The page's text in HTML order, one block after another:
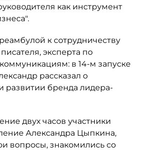
как инструмент
к сотрудничеству
эксперта по
в 14-м запуске
рассказал о
развитии бренда лидера-
двух часов участники
Александра Цыпкина,
вопросы, знакомились со